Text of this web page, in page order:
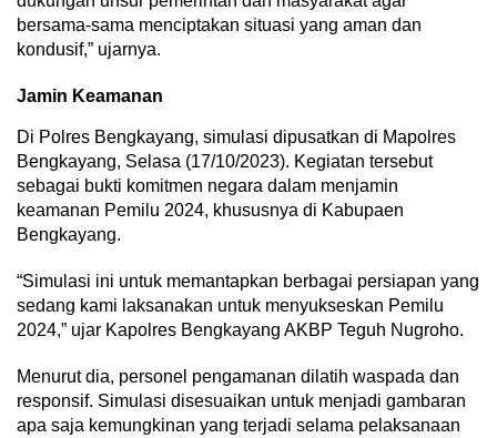
bersama-sama menciptakan situasi yang aman dan
kondusif,” ujarnya.
Jamin Keamanan
Di Polres Bengkayang, simulasi dipusatkan di Mapolres
Bengkayang, Selasa (17/10/2023). Kegiatan tersebut
sebagai bukti komitmen negara dalam menjamin
keamanan Pemilu 2024, khususnya di Kabupaen
Bengkayang.
“Simulasi ini untuk memantapkan berbagai persiapan yang
sedang kami laksanakan untuk menyukseskan Pemilu
2024,” ujar Kapolres Bengkayang AKBP Teguh Nugroho.
Menurut dia, personel pengamanan dilatih waspada dan
responsif. Simulasi disesuaikan untuk menjadi gambaran
apa saja kemungkinan yang terjadi selama pelaksanaan